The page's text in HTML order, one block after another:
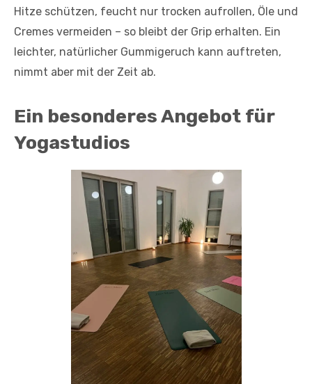
Hitze schützen, feucht nur trocken aufrollen, Öle und
Cremes vermeiden – so bleibt der Grip erhalten. Ein
leichter, natürlicher Gummigeruch kann auftreten,
nimmt aber mit der Zeit ab.
Ein besonderes Angebot für
Yogastudios